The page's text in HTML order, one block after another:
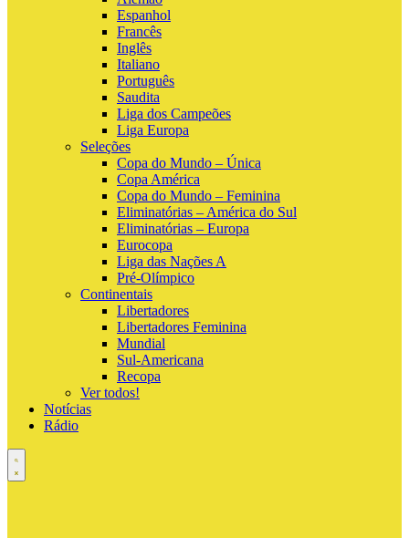
Espanhol
Francês
Inglês
Italiano
Português
Saudita
Liga dos Campeões
Liga Europa
Seleções
Copa do Mundo – Única
Copa América
Copa do Mundo – Feminina
Eliminatórias – América do Sul
Eliminatórias – Europa
Eurocopa
Liga das Nações A
Pré-Olímpico
Continentais
Libertadores
Libertadores Feminina
Mundial
Sul-Americana
Recopa
Ver todos!
Notícias
Rádio